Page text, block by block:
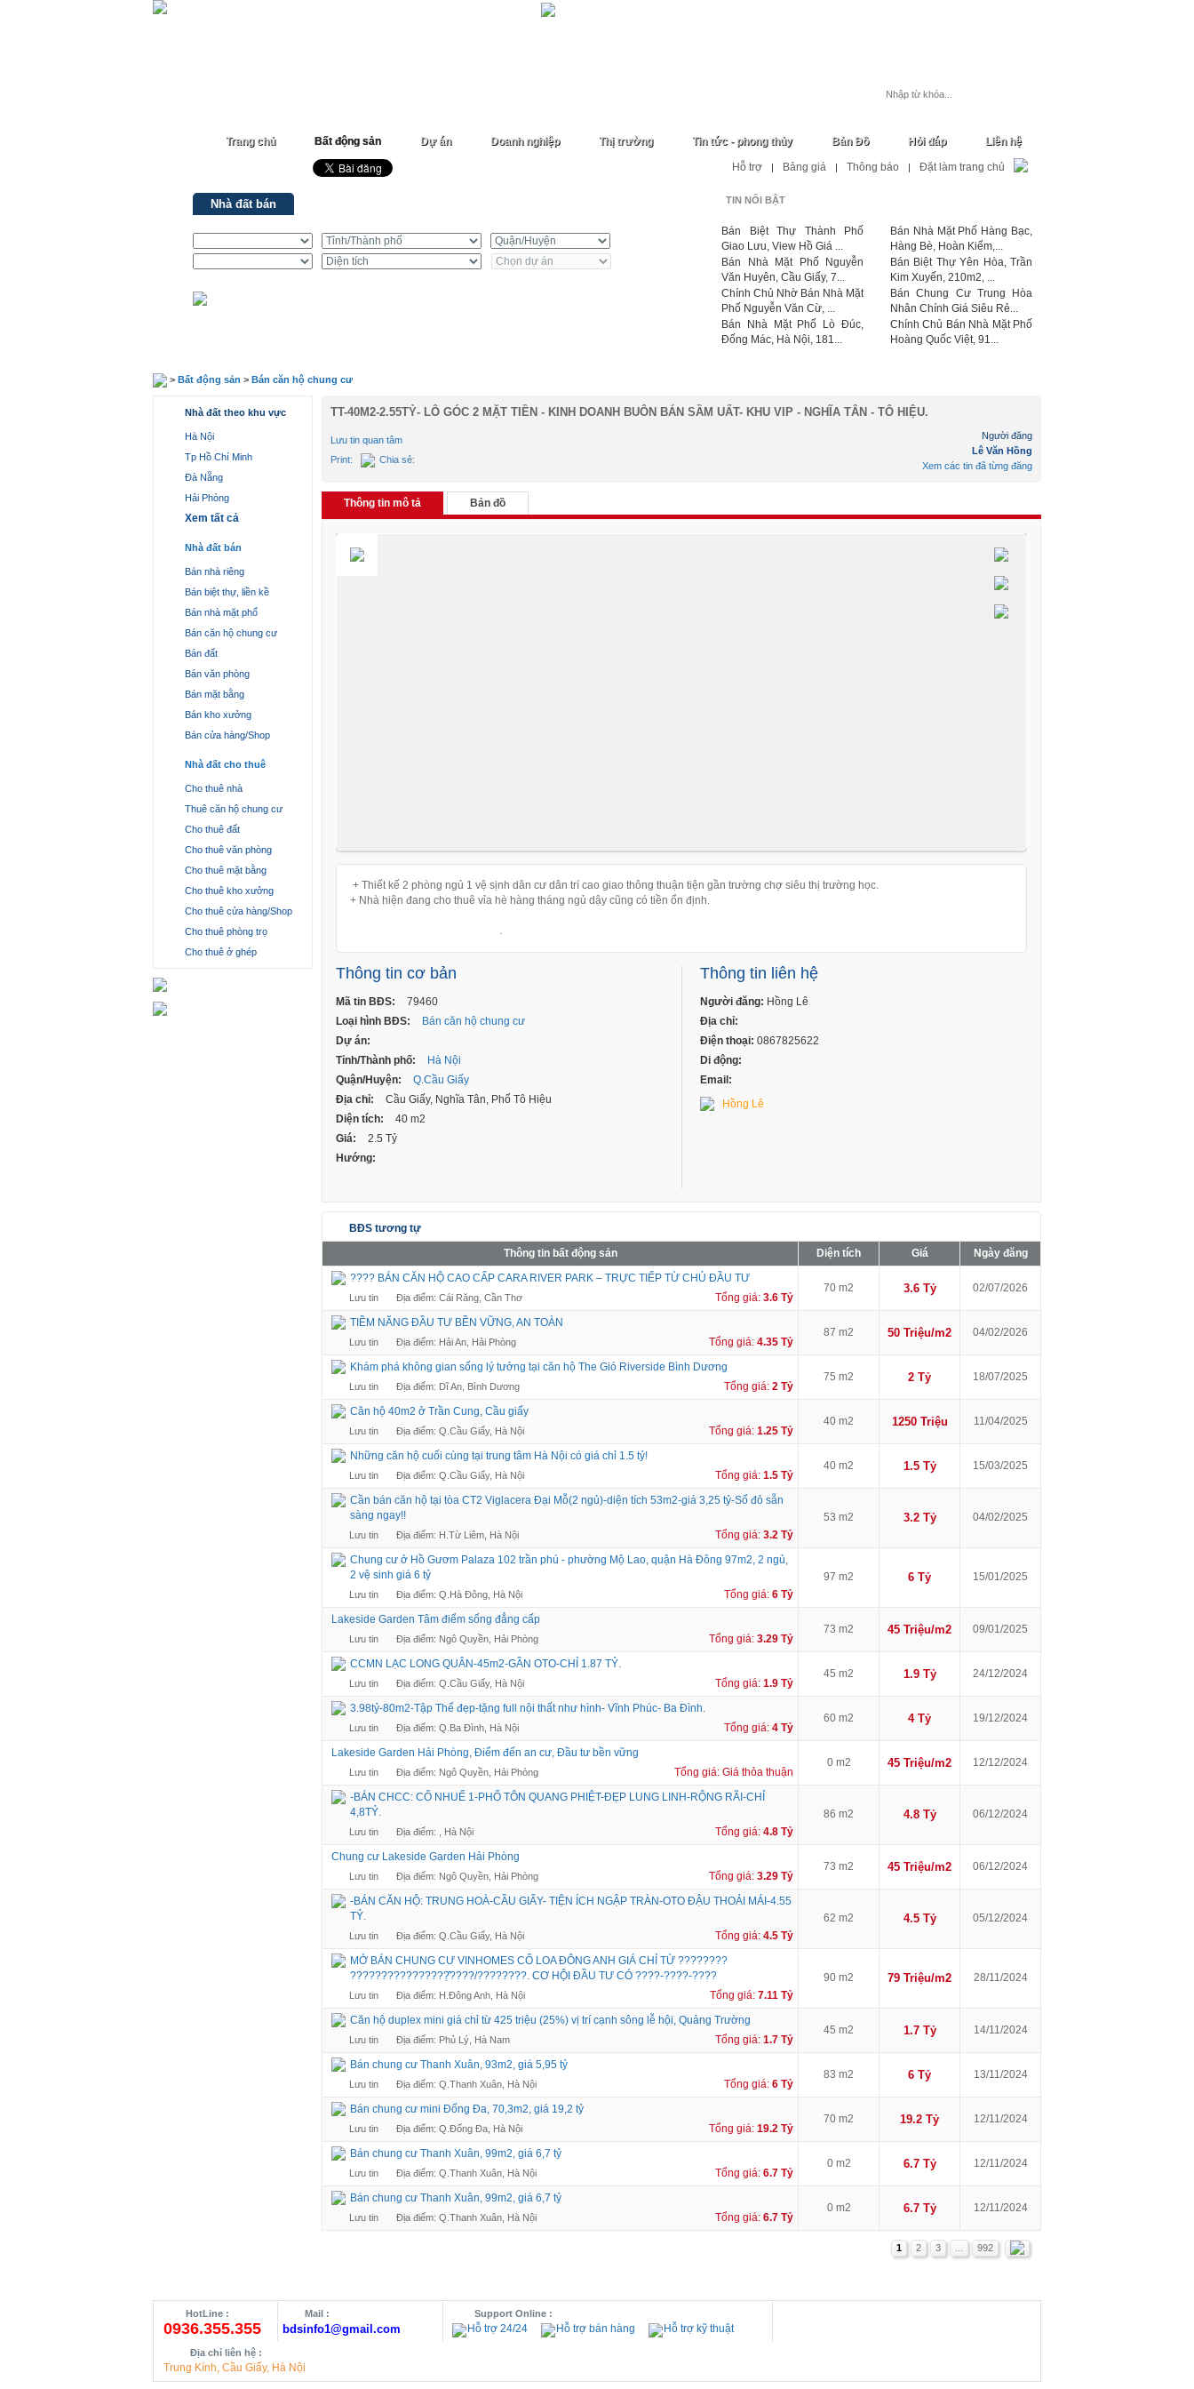
Trang chủ Bất động sản Dự án Doanh nghiệp Thị trường Tin tức - phong thủy Bản Đồ Hỏi đáp Liên hệ
Hỗ trợ | Bảng giá | Thông báo | Đặt làm trang chủ
Nhà đất bán TIN NỔI BẬT
Bán Biệt Thự Thành Phố
Giao Lưu, View Hồ Giá ...
Bán Nhà Mặt Phố Nguyễn
Văn Huyên, Cầu Giấy, 7...
Chính Chủ Nhờ Bán Nhà Mặt
Phố Nguyễn Văn Cừ, ...
Bán Nhà Mặt Phố Lò Đúc,
Đống Mác, Hà Nội, 181...
Bán Nhà Mặt Phố Hàng Bạc,
Hàng Bè, Hoàn Kiếm,...
Bán Biệt Thự Yên Hòa, Trần
Kim Xuyến, 210m2, ...
Bán Chung Cư Trung Hòa
Nhân Chính Giá Siêu Rẻ...
Chính Chủ Bán Nhà Mặt Phố
Hoàng Quốc Việt, 91...
> Bất động sản > Bán căn hộ chung cư
Nhà đất theo khu vực
Hà Nội
Tp Hồ Chí Minh
Đà Nẵng
Hải Phòng
Xem tất cả
Nhà đất bán
Bán nhà riêng
Bán biệt thự, liền kề
Bán nhà mặt phố
Bán căn hộ chung cư
Bán đất
Bán văn phòng
Bán mặt bằng
Bán kho xưởng
Bán cửa hàng/Shop
Nhà đất cho thuê
Cho thuê nhà
Thuê căn hộ chung cư
Cho thuê đất
Cho thuê văn phòng
Cho thuê mặt bằng
Cho thuê kho xưởng
Cho thuê cửa hàng/Shop
Cho thuê phòng trọ
Cho thuê ở ghép
TT-40M2-2.55TỶ- LÔ GÓC 2 MẶT TIỀN - KINH DOANH BUÔN BÁN SẦM UẤT- KHU VIP - NGHĨA TÂN - TÔ HIỆU.
Lưu tin quan tâm
Print:
Chia sẻ:
Người đăng
Lê Văn Hồng
Xem các tin đã từng đăng
Thông tin mô tả Bản đồ
+ Thiết kế 2 phòng ngủ 1 vệ sịnh dân cư dân trí cao giao thông thuận tiện gần trường chợ siêu thị trường học.
+ Nhà hiện đang cho thuê vỉa hè hàng tháng ngủ dậy cũng có tiền ổn định.
.
Thông tin cơ bản
Mã tin BĐS:
79460
Loại hình BĐS:
Bán căn hộ chung cư
Dự án:
Tỉnh/Thành phố:
Hà Nội
Quận/Huyện:
Q.Cầu Giấy
Địa chỉ:
Cầu Giấy, Nghĩa Tân, Phố Tô Hiệu
Diện tích:
40 m2
Giá:
2.5 Tỷ
Hướng:
Thông tin liên hệ
Người đăng: Hồng Lê
Địa chỉ:
Điện thoại: 0867825622
Di động:
Email:
Hồng Lê
BĐS tương tự
Thông tin bất động sản
Diện tích Giá
Ngày đăng
???? BÁN CĂN HỘ CAO CẤP CARA RIVER PARK – TRỰC TIẾP TỪ CHỦ ĐẦU TƯ
Lưu tin Địa điểm: Cái Răng, Cần Thơ Tổng giá: 3.6 Tỷ
70 m2 3.6 Tỷ 02/07/2026
TIỀM NĂNG ĐẦU TƯ BỀN VỮNG, AN TOÀN
Lưu tin Địa điểm: Hải An, Hải Phòng Tổng giá: 4.35 Tỷ
87 m2 50 Triệu/m2 04/02/2026
Khám phá không gian sống lý tưởng tại căn hộ The Gió Riverside Bình Dương
Lưu tin Địa điểm: Dĩ An, Bình Dương Tổng giá: 2 Tỷ
75 m2 2 Tỷ 18/07/2025
Căn hộ 40m2 ở Trần Cung, Cầu giấy
Lưu tin Địa điểm: Q.Cầu Giấy, Hà Nội Tổng giá: 1.25 Tỷ
40 m2 1250 Triệu 11/04/2025
Những căn hộ cuối cùng tại trung tâm Hà Nội có giá chỉ 1.5 tỷ!
Lưu tin Địa điểm: Q.Cầu Giấy, Hà Nội Tổng giá: 1.5 Tỷ
40 m2 1.5 Tỷ 15/03/2025
Cần bán căn hộ tại tòa CT2 Viglacera Đại Mỗ(2 ngủ)-diện tích 53m2-giá 3,25 tỷ-Sổ đỏ sẵn
sàng ngay!!
Lưu tin Địa điểm: H.Từ Liêm, Hà Nội Tổng giá: 3.2 Tỷ
53 m2 3.2 Tỷ 04/02/2025
Chung cư ở Hồ Gươm Palaza 102 trần phú - phường Mộ Lao, quận Hà Đông 97m2, 2 ngủ,
2 vệ sinh giá 6 tỷ
Lưu tin Địa điểm: Q.Hà Đông, Hà Nội Tổng giá: 6 Tỷ
97 m2 6 Tỷ 15/01/2025
Lakeside Garden Tâm điểm sống đẳng cấp
Lưu tin Địa điểm: Ngô Quyền, Hải Phòng Tổng giá: 3.29 Tỷ
73 m2 45 Triệu/m2 09/01/2025
CCMN LẠC LONG QUÂN-45m2-GẦN OTO-CHỈ 1.87 TỶ.
Lưu tin Địa điểm: Q.Cầu Giấy, Hà Nội Tổng giá: 1.9 Tỷ
45 m2 1.9 Tỷ 24/12/2024
3.98tỷ-80m2-Tập Thể đẹp-tặng full nội thất như hình- Vĩnh Phúc- Ba Đình.
Lưu tin Địa điểm: Q.Ba Đình, Hà Nội Tổng giá: 4 Tỷ
60 m2 4 Tỷ 19/12/2024
Lakeside Garden Hải Phòng, Điểm đến an cư, Đầu tư bền vững
Lưu tin Địa điểm: Ngô Quyền, Hải Phòng Tổng giá: Giá thỏa thuận
0 m2 45 Triệu/m2 12/12/2024
-BÁN CHCC: CỔ NHUẾ 1-PHỐ TÔN QUANG PHIỆT-ĐẸP LUNG LINH-RỘNG RÃI-CHỈ
4,8TỶ.
Lưu tin Địa điểm: , Hà Nội Tổng giá: 4.8 Tỷ
86 m2 4.8 Tỷ 06/12/2024
Chung cư Lakeside Garden Hải Phòng
Lưu tin Địa điểm: Ngô Quyền, Hải Phòng Tổng giá: 3.29 Tỷ
73 m2 45 Triệu/m2 06/12/2024
-BÁN CĂN HỘ: TRUNG HOÀ-CẦU GIẤY- TIỆN ÍCH NGẬP TRÀN-OTO ĐẬU THOẢI MÁI-4.55
TỶ.
Lưu tin Địa điểm: Q.Cầu Giấy, Hà Nội Tổng giá: 4.5 Tỷ
62 m2 4.5 Tỷ 05/12/2024
MỞ BÁN CHUNG CƯ VINHOMES CỔ LOA ĐÔNG ANH GIÁ CHỈ TỪ ????????
????????????????̣̂????/????????. CƠ HỘI ĐẦU TƯ CÓ ????-????-????
Lưu tin Địa điểm: H.Đông Anh, Hà Nội Tổng giá: 7.11 Tỷ
90 m2 79 Triệu/m2 28/11/2024
Căn hộ duplex mini giá chỉ từ 425 triệu (25%) vị trí cạnh sông lễ hội, Quảng Trường
Lưu tin Địa điểm: Phủ Lý, Hà Nam Tổng giá: 1.7 Tỷ
45 m2 1.7 Tỷ 14/11/2024
Bán chung cư Thanh Xuân, 93m2, giá 5,95 tỷ
Lưu tin Địa điểm: Q.Thanh Xuân, Hà Nội Tổng giá: 6 Tỷ
83 m2 6 Tỷ 13/11/2024
Bán chung cư mini Đống Đa, 70,3m2, giá 19,2 tỷ
Lưu tin Địa điểm: Q.Đống Đa, Hà Nội Tổng giá: 19.2 Tỷ
70 m2 19.2 Tỷ 12/11/2024
Bán chung cư Thanh Xuân, 99m2, giá 6,7 tỷ
Lưu tin Địa điểm: Q.Thanh Xuân, Hà Nội Tổng giá: 6.7 Tỷ
0 m2 6.7 Tỷ 12/11/2024
Bán chung cư Thanh Xuân, 99m2, giá 6,7 tỷ
Lưu tin Địa điểm: Q.Thanh Xuân, Hà Nội Tổng giá: 6.7 Tỷ
0 m2 6.7 Tỷ 12/11/2024
1 2 3 992
HotLine :
0936.355.355
Mail :
bdsinfo1@gmail.com
Support Online :
Hỗ trợ 24/24 Hỗ trợ bán hàng Hỗ trợ kỹ thuật
Địa chỉ liên hệ :
Trung Kính, Cầu Giấy, Hà Nội